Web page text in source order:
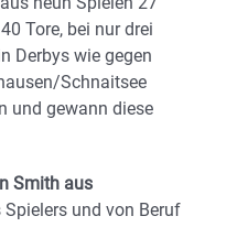
Tore, bei nur drei
Derbys wie gegen
Schnaitsee
und gewann diese
Smith aus
Spielers und von Beruf